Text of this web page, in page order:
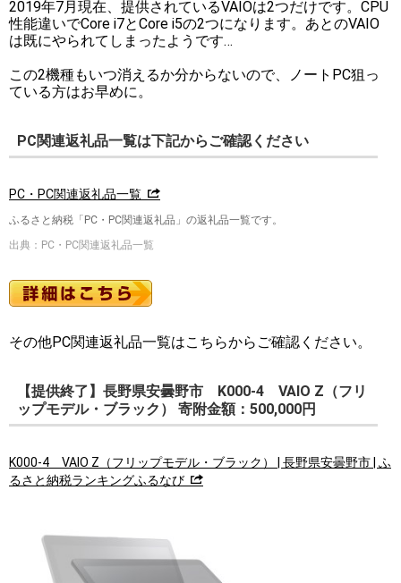
2019年7月現在、提供されているVAIOは2つだけです。CPU
性能違いでCore i7とCore i5の2つになります。あとのVAIO
は既にやられてしまったようです…
この2機種もいつ消えるか分からないので、ノートPC狙っ
ている方はお早めに。
PC関連返礼品一覧は下記からご確認ください
PC・PC関連返礼品一覧
ふるさと納税「PC・PC関連返礼品」の返礼品一覧です。
出典：PC・PC関連返礼品一覧
その他PC関連返礼品一覧はこちらからご確認ください。
【提供終了】長野県安曇野市 K000-4 VAIO Z（フリ
ップモデル・ブラック） 寄附金額：500,000円
K000-4 VAIO Z（フリップモデル・ブラック） | 長野県安曇野市 | ふ
るさと納税ランキングふるなび